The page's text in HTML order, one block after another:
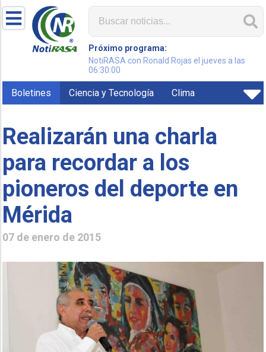
Próximo programa:
NotiRASA con Ronald Rojas el jueves a las
06:30:00
Boletines Ciencia y Tecnología Clima
Realizarán una charla
para recordar a los
pioneros del deporte en
Mérida
07 de enero de 2015